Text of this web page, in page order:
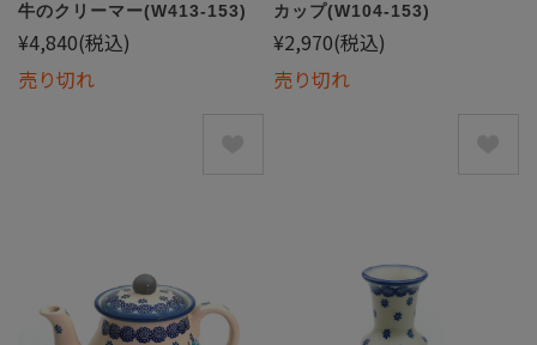
牛のクリーマー(W413-153)
¥4,840(税込)
売り切れ
カップ(W104-153)
¥2,970(税込)
売り切れ